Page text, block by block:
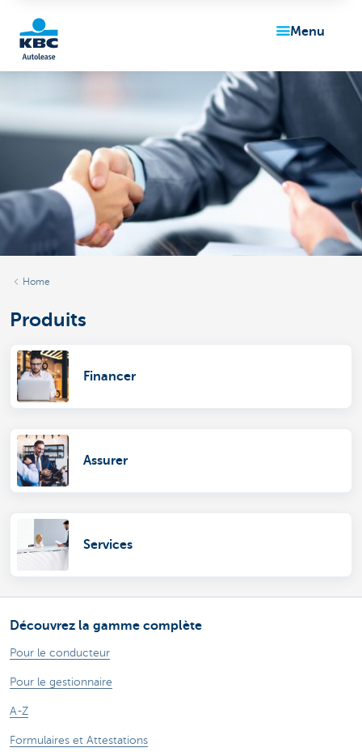
Corporate
menu
Home
Produits
Financer
Assurer
Services
Découvrez la gamme complète
Pour le conducteur
Pour le gestionnaire
A-Z
Formulaires et Attestations